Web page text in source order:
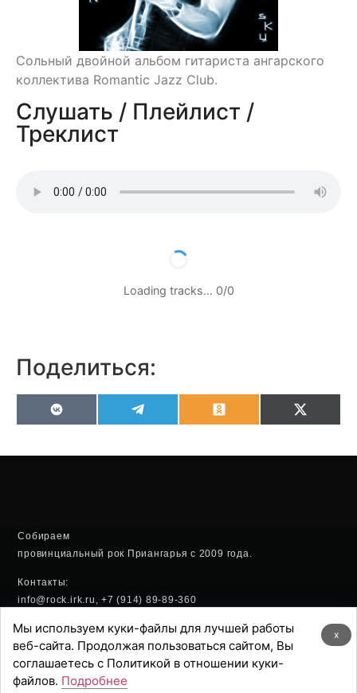
Сольный двойной альбом гитариста ангарского
коллектива Romantic Jazz Club.
Слушать / Плейлист /
Треклист
Loading tracks… 0/0
Поделиться:
VK OdnoklassnikiX
Собираем
провинциальный рок Приангарья с 2009 года.
Контакты:
info@rock.irk.ru, +7 (914) 89-89-360
Политика конфиденциальности
Хостинг:
x
Мы используем куки-файлы для лучшей работы
веб-сайта. Продолжая пользоваться сайтом, Вы
соглашаетесь с Политикой в отношении куки-
файлов. Подробнее